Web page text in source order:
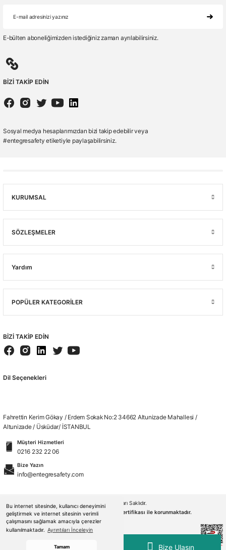
Bu internet sitesinde, kullanıcı deneyimini
geliştirmek ve internet sitesinin verimli
çalışmasını sağlamak amacıyla çerezler
kullanılmaktadır. Ayrıntıları İnceleyin
Tamam Bize Ulaşın
G3000NRD
🚚 15:30' a kadar siparişler Stoktan Aynı Gün Kargo
G3000NGU
(0.0) - 0 Yorum
1.189,00 ₺
E-bülten aboneliğimizden istediğiniz zaman ayrılabilirsiniz.
BİZİ TAKİP EDİN
Sosyal medya hesaplarımızdan bizi takip edebilir veya
#entegresafety etiketiyle paylaşabilirsiniz.
KURUMSAL
SÖZLEŞMELER
Yardım
POPÜLER KATEGORİLER
BİZİ TAKİP EDİN
Dil Seçenekleri
Fahrettin Kerim Gökay / Erdem Sokak No:2 34662 Altunizade Mahallesi /
Altunizade / Üsküdar/ İSTANBUL
Müşteri Hizmetleri
0216 232 22 06
Bize Yazın
info@entegresafety.com
© 2026. Tüm Hakları Saklıdır.
Kredi kartı bilgileriniz 256bit SSL sertifikası ile korunmaktadır.